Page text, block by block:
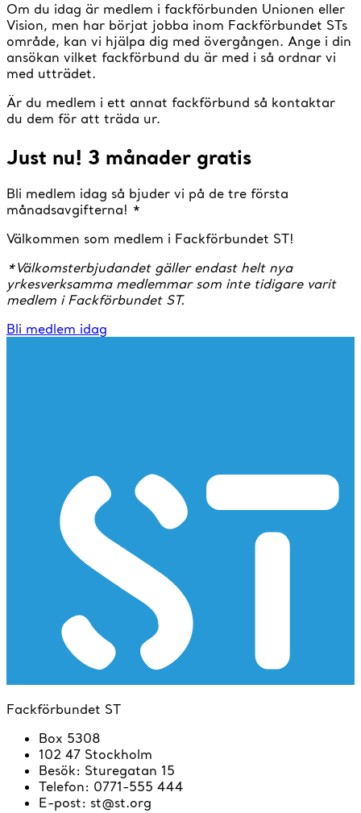
Om du idag är medlem i fackförbunden Unionen eller
Vision, men har börjat jobba inom Fackförbundet STs
område, kan vi hjälpa dig med övergången. Ange i din
ansökan vilket fackförbund du är med i så ordnar vi
med utträdet.
Är du medlem i ett annat fackförbund så kontaktar
du dem för att träda ur.
Just nu! 3 månader gratis
Bli medlem idag så bjuder vi på de tre första
månadsavgifterna! *
Välkommen som medlem i Fackförbundet ST!
*Välkomsterbjudandet gäller endast helt nya
yrkesverksamma medlemmar som inte tidigare varit
medlem i Fackförbundet ST.
Bli medlem idag
Fackförbundet ST
Box 5308
102 47 Stockholm
Besök: Sturegatan 15
Telefon: 0771-555 444
E-post: st@st.org